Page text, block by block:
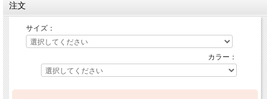
注文
サイズ：
カラー：